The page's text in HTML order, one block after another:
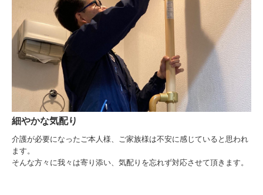
細やかな気配り
介護が必要になったご本人様、ご家族様は不安に感じていると思われ
ます。
そんな方々に我々は寄り添い、気配りを忘れず対応させて頂きます。